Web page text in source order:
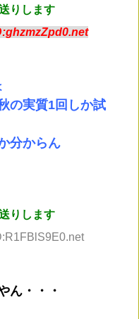
りします
の実質1回しか試
分からん
りします
ん・・・